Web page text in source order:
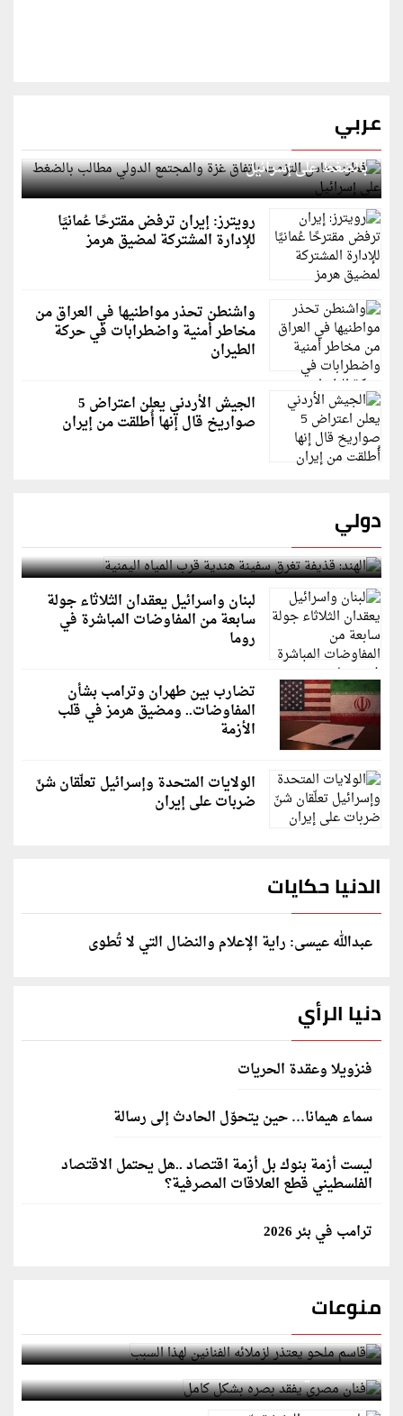
عربي
قطر: حماس التزمت باتفاق غزة والمجتمع الدولي مطالب
بالضغط على إسرائيل
رويترز: إيران ترفض مقترحًا عُمانيًا
للإدارة المشتركة لمضيق هرمز
واشنطن تحذر مواطنيها في العراق من
مخاطر أمنية واضطرابات في حركة
الطيران
الجيش الأردني يعلن اعتراض 5
صواريخ قال إنها أُطلقت من إيران
دولي
الهند: قذيفة تغرق سفينة هندية قرب المياه اليمنية
لبنان واسرائيل يعقدان الثلاثاء جولة
سابعة من المفاوضات المباشرة في
روما
تضارب بين طهران وترامب بشأن
المفاوضات.. ومضيق هرمز في قلب
الأزمة
الولايات المتحدة وإسرائيل تعلّقان شنّ
ضربات على إيران
الدنيا حكايات
عبدالله عيسى: راية الإعلام والنضال التي لا تُطوى
دنيا الرأي
فنزويلا وعقدة الحريات
سماء هيمانا… حين يتحوّل الحادث إلى رسالة
ليست أزمة بنوك بل أزمة اقتصاد ..هل يحتمل الاقتصاد
الفلسطيني قطع العلاقات المصرفية؟
ترامب في بئر 2026
منوعات
قاسم ملحو يعتذر لزملائه الفنانين لهذا السبب
فنان مصري يفقد بصره بشكل كامل